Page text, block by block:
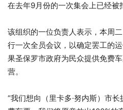
在去年9月份的一次集会上已经被
该组织的一位负责人表示，本周
行一次全员会议，以确定罢工的
果圣保罗市政府为民众提供免费
营。
“我们想向（里卡多·努内斯）市